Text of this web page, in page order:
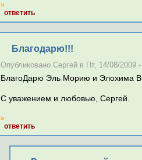
»
ответить
Благодарю!!!
Опубликовано Сергей в Пт, 14/08/2009
БлагоДарю Эль Морию и Элохима
С уважением и любовью, Сергей.
»
ответить